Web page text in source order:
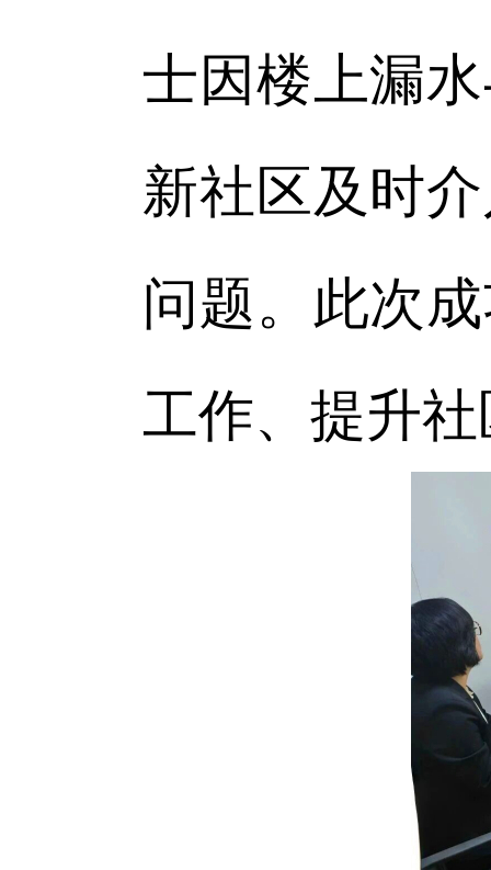
士因楼上漏
新社区及时
问题。此次
工作、提升